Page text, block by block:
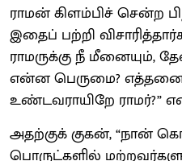
ராமன் கிளம்பிச் சென்ற
இதைப் பற்றி
ராமருக்கு நீ மீனையும்,
என்ன பெருமை?
உண்டவராயிறே ராமர்?”
அதற்குக் குகன், “நான்
பொருட்களில்